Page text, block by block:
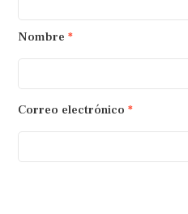
Nombre *
Correo electrónico *